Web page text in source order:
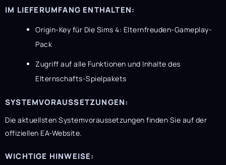
IM LIEFERUMFANG ENTHALTEN:
Origin-Key für Die Sims 4: Elternfreuden-Gameplay-
Pack
Zugriff auf alle Funktionen und Inhalte des
Elternschafts-Spielpakets
SYSTEMVORAUSSETZUNGEN:
Die aktuellsten Systemvoraussetzungen finden Sie auf der
offiziellen EA-Website.
WICHTIGE HINWEISE: